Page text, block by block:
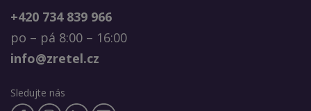
+420 734 839 966
po – pá 8:00 – 16:00
info@zretel.cz
Sledujte nás